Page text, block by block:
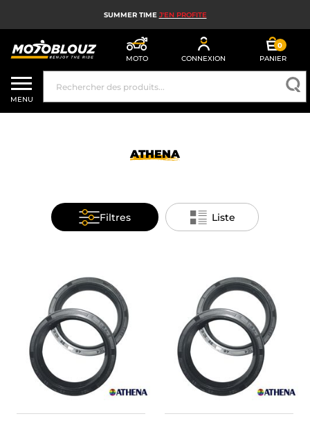
SUMMER TIME J'EN PROFITE
MOTO CONNEXION
0
PANIER
CASQUE MOTO
ÉQUIPEMENT MOTO HOMME
AIRBAG MOTO
ACCESSOIRES MOTO
BAGAGERIE MOTO
PNEUS MOTO
SPORTSWEAR
BONS PLANS ET PROMO
MENU
ATHENA
Filtres Liste